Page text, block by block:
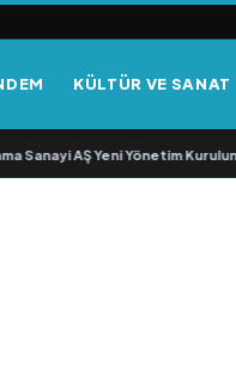
KÜLTÜR VE SANAT
AŞ Yeni Yönetim Kurulunu